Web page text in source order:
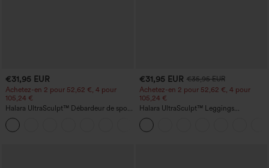
€31,95 EUR
Achetez-en 2 pour 52,62 €, 4 pour
105,24 €
Halara UltraSculpt™ Débardeur de sport
à col rond et ourlet arrondi
€31,95 EUR €35,95 EUR
Achetez-en 2 pour 52,62 €, 4 pour
105,24 €
Halara UltraSculpt™ Leggings
d'entraînement sculptants taille haute,
effet ventre plat, avec poche